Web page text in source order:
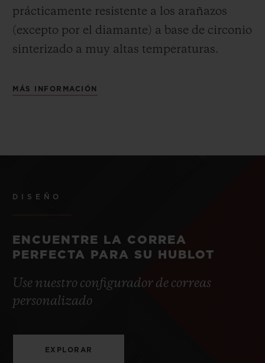
prácticamente resistente a los arañazos
(excepto por el diamante) a base de circonio
sinterizado a muy altas temperaturas.
MÁS INFORMACIÓN
DISEÑO
ENCUENTRE LA CORREA
PERFECTA PARA SU HUBLOT
Use nuestro configurador de correas
personalizado
EXPLORAR